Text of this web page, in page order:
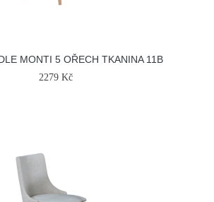
MONTI 5 OŘECH TKANINA 11B
2279 Kč